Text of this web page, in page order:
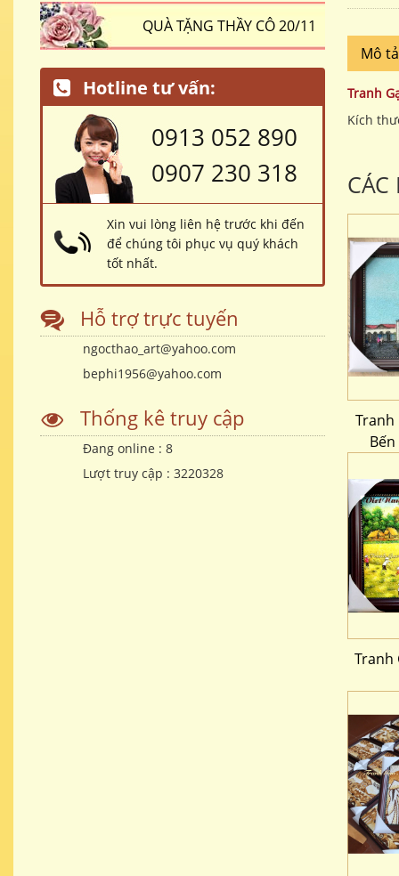
Mô
Tranh
Kích
Tranh
Tranh
QUÀ TẶNG THẦY CÔ 20/11
Hotline tư vấn:
0913 052 890
0907 230 318
Xin vui lòng liên hệ trước khi đến
để chúng tôi phục vụ quý khách
tốt nhất.
Hỗ trợ trực tuyến
ngocthao_art@yahoo.com
bephi1956@yahoo.com
Thống kê truy cập
Đang online : 8
Lượt truy cập : 3220328